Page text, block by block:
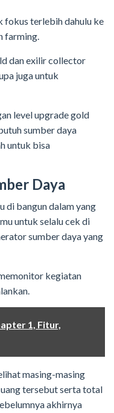
fokus terlebih dahulu ke
farming.
dan exilir collector
juga untuk
level upgrade gold
sumber daya
untuk bisa
Daya
di bangun dalam yang
untuk selalu cek di
sumber daya yang
kegiatan
1, Fitur,
masing-masing
tersebut serta total
akhirnya